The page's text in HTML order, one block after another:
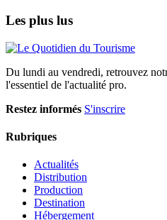
Les plus lus
Du lundi au vendredi, retrouvez
l'essentiel de l'actualité pro.
Restez informés S'inscrire
Rubriques
Actualités
Distribution
Production
Destination
Hébergement